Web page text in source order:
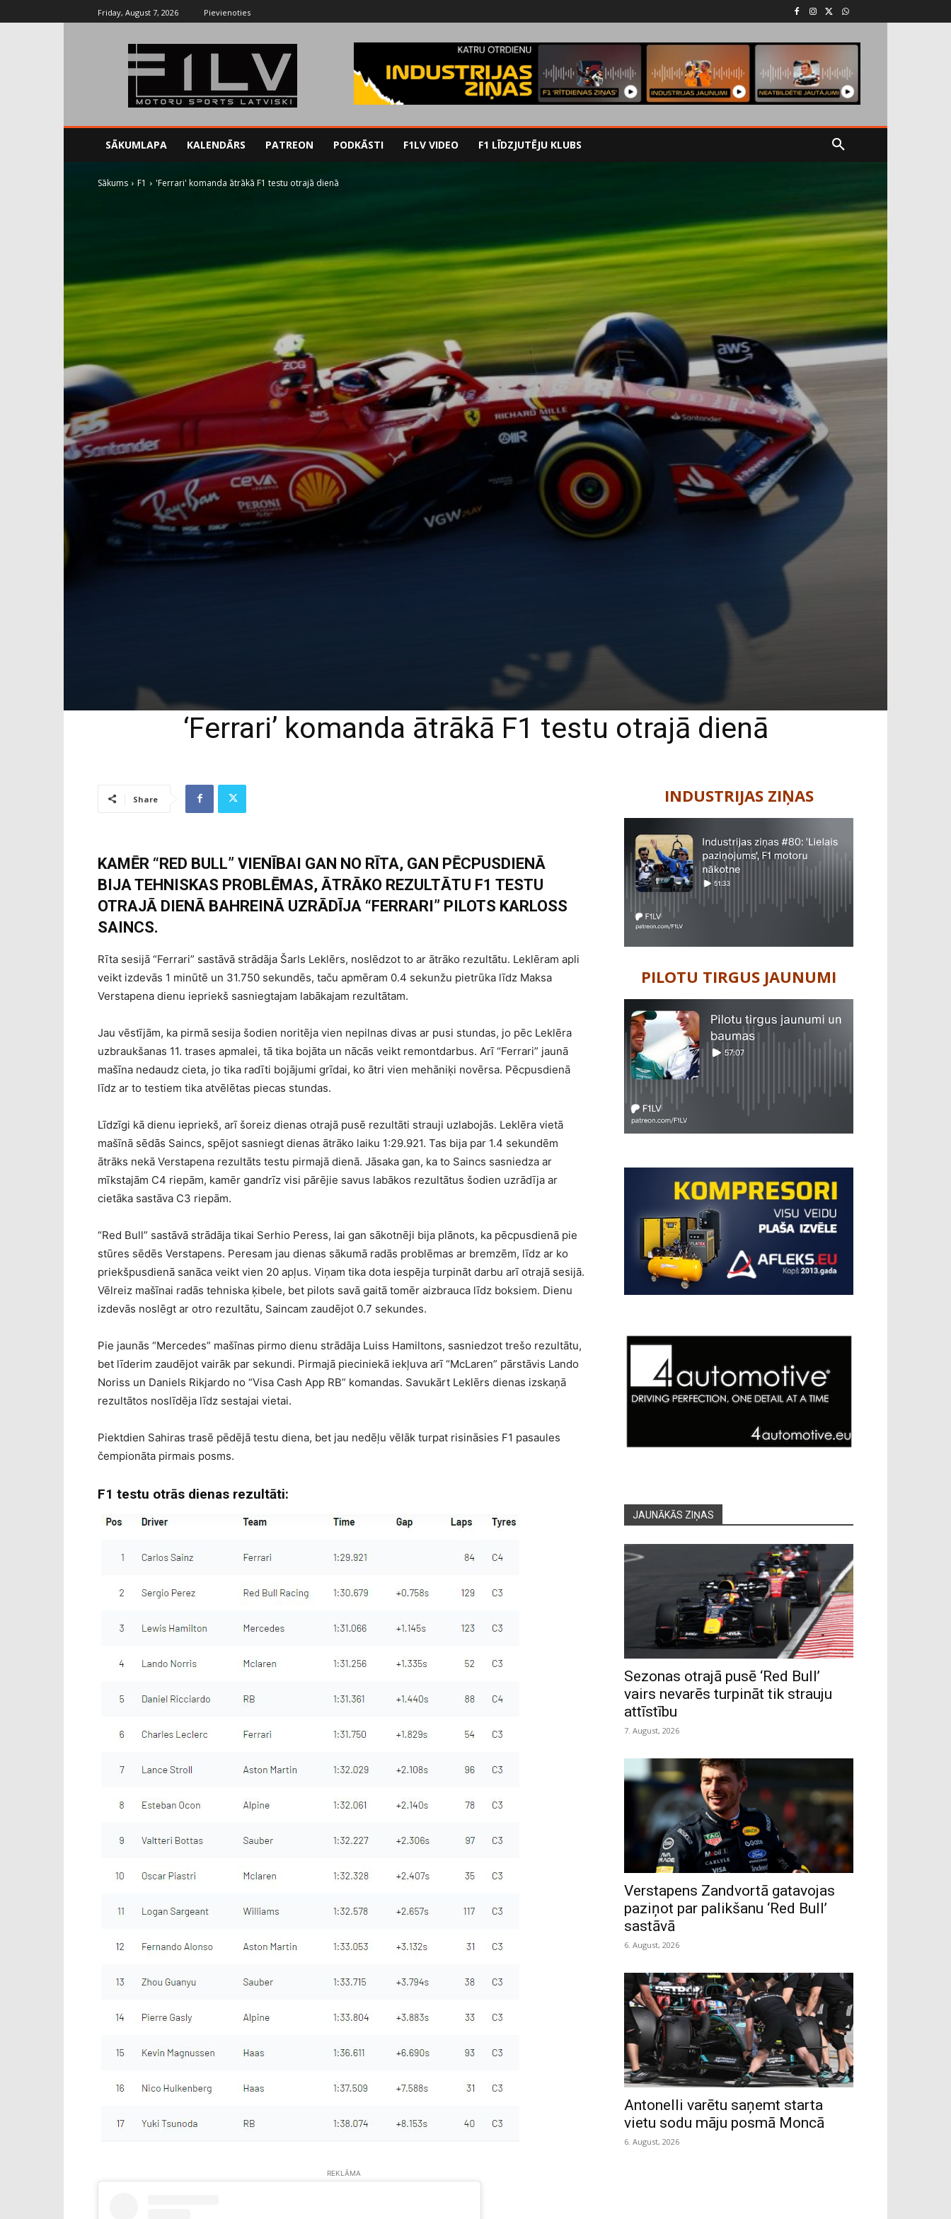
Friday, August 7, 2026 Pievienoties
SĀKUMLAPA KALENDĀRS PATREON PODKĀSTI F1LV VIDEO F1 LĪDZJUTĒJU KLUBS
Sākums F1 'Ferrari' komanda ātrākā F1 testu otrajā dienā
‘Ferrari’ komanda ātrākā F1 testu otrajā dienā
Share
KAMĒR “RED BULL” VIENĪBAI GAN NO RĪTA, GAN PĒCPUSDIENĀ
BIJA TEHNISKAS PROBLĒMAS, ĀTRĀKO REZULTĀTU F1 TESTU
OTRAJĀ DIENĀ BAHREINĀ UZRĀDĪJA “FERRARI” PILOTS KARLOSS
SAINCS.
Rīta sesijā “Ferrari” sastāvā strādāja Šarls Leklērs, noslēdzot to ar ātrāko rezultātu. Leklēram apli
veikt izdevās 1 minūtē un 31.750 sekundēs, taču apmēram 0.4 sekunžu pietrūka līdz Maksa
Verstapena dienu iepriekš sasniegtajam labākajam rezultātam.
Jau vēstījām, ka pirmā sesija šodien noritēja vien nepilnas divas ar pusi stundas, jo pēc Leklēra
uzbraukšanas 11. trases apmalei, tā tika bojāta un nācās veikt remontdarbus. Arī “Ferrari” jaunā
mašīna nedaudz cieta, jo tika radīti bojājumi grīdai, ko ātri vien mehāniķi novērsa. Pēcpusdienā
līdz ar to testiem tika atvēlētas piecas stundas.
Līdzīgi kā dienu iepriekš, arī šoreiz dienas otrajā pusē rezultāti strauji uzlabojās. Leklēra vietā
mašīnā sēdās Saincs, spējot sasniegt dienas ātrāko laiku 1:29.921. Tas bija par 1.4 sekundēm
ātrāks nekā Verstapena rezultāts testu pirmajā dienā. Jāsaka gan, ka to Saincs sasniedza ar
mīkstajām C4 riepām, kamēr gandrīz visi pārējie savus labākos rezultātus šodien uzrādīja ar
cietāka sastāva C3 riepām.
“Red Bull” sastāvā strādāja tikai Serhio Peress, lai gan sākotnēji bija plānots, ka pēcpusdienā pie
stūres sēdēs Verstapens. Peresam jau dienas sākumā radās problēmas ar bremzēm, līdz ar ko
priekšpusdienā sanāca veikt vien 20 apļus. Viņam tika dota iespēja turpināt darbu arī otrajā sesijā.
Vēlreiz mašīnai radās tehniska ķibele, bet pilots savā gaitā tomēr aizbrauca līdz boksiem. Dienu
izdevās noslēgt ar otro rezultātu, Saincam zaudējot 0.7 sekundes.
Pie jaunās “Mercedes” mašīnas pirmo dienu strādāja Luiss Hamiltons, sasniedzot trešo rezultātu,
bet līderim zaudējot vairāk par sekundi. Pirmajā pieciniekā iekļuva arī “McLaren” pārstāvis Lando
Noriss un Daniels Rikjardo no “Visa Cash App RB” komandas. Savukārt Leklērs dienas izskaņā
rezultātos noslīdēja līdz sestajai vietai.
Piektdien Sahiras trasē pēdējā testu diena, bet jau nedēļu vēlāk turpat risināsies F1 pasaules
čempionāta pirmais posms.
F1 testu otrās dienas rezultāti:
REKLĀMA
INDUSTRIJAS ZIŅAS
PILOTU TIRGUS JAUNUMI
JAUNĀKĀS ZIŅAS
Sezonas otrajā pusē ‘Red Bull’
vairs nevarēs turpināt tik strauju
attīstību
7. August, 2026
Verstapens Zandvortā gatavojas
paziņot par palikšanu ‘Red Bull’
sastāvā
6. August, 2026
Antonelli varētu saņemt starta
vietu sodu māju posmā Moncā
6. August, 2026